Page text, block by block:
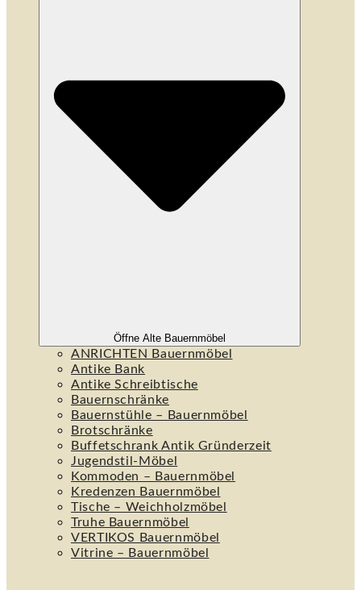
Öffne Alte Bauernmöbel
ANRICHTEN Bauernmöbel
Antike Bank
Antike Schreibtische
Bauernschränke
Bauernstühle – Bauernmöbel
Brotschränke
Buffetschrank Antik Gründerzeit
Jugendstil-Möbel
Kommoden – Bauernmöbel
Kredenzen Bauernmöbel
Tische – Weichholzmöbel
Truhe Bauernmöbel
VERTIKOS Bauernmöbel
Vitrine – Bauernmöbel